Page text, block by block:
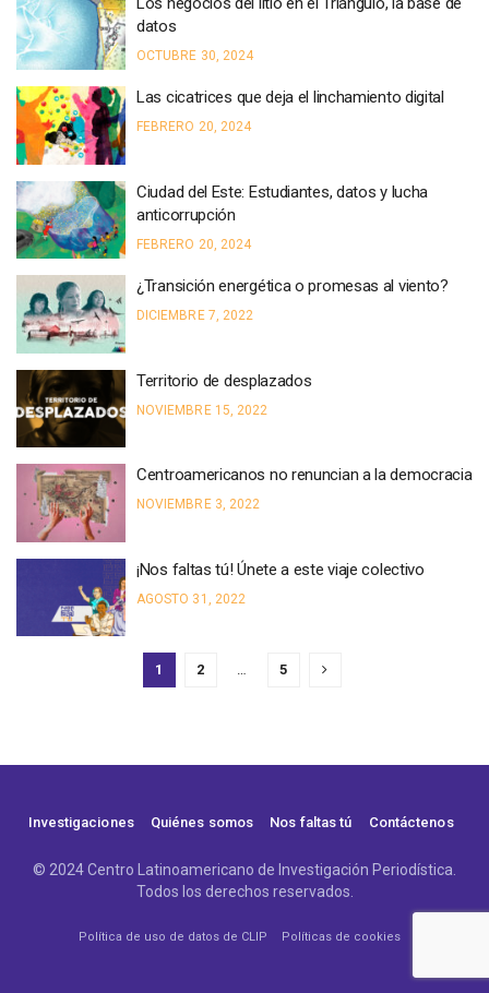
datos
OCTUBRE 30, 2024
Las cicatrices que deja el linchamiento digital
FEBRERO 20, 2024
Ciudad del Este: Estudiantes, datos y lucha
anticorrupción
FEBRERO 20, 2024
¿Transición energética o promesas al viento?
DICIEMBRE 7, 2022
Territorio de desplazados
NOVIEMBRE 15, 2022
Centroamericanos no renuncian a la democracia
NOVIEMBRE 3, 2022
¡Nos faltas tú! Únete a este viaje colectivo
AGOSTO 31, 2022
1 2 … 5
Investigaciones Quiénes somos Nos faltas tú Contáctenos
© 2024 Centro Latinoamericano de Investigación Periodística.
Todos los derechos reservados.
Política de uso de datos de CLIP Políticas de cookies